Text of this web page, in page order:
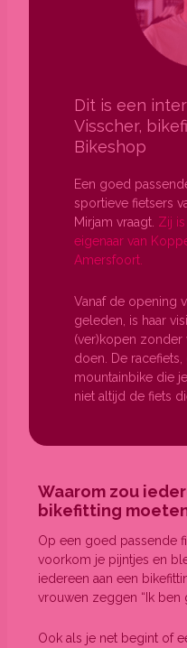
Dit is een
Visscher,
Bikeshop
Een goed
sportieve fietsers
Mirjam vraagt. Zij
eigenaar van
Amersfoort.
Vanaf de opening
geleden, is haar
(ver)kopen zonder
doen. De
mountainbike die
niet altijd de fiets
Waarom zou
bikefitting
Op een goed passende
voorkom je pijntjes en
iedereen aan een
vrouwen zeggen “Ik ben
Ook als je net begint of